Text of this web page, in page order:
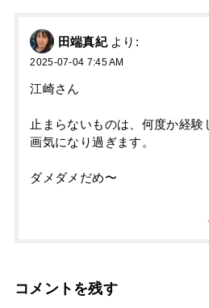
田端真紀 より:
2025-07-04 7:45 AM
江崎さん
止まらないものは、何度か経験
画気になり過ぎます。
ダメダメだめ〜
コメントを残す